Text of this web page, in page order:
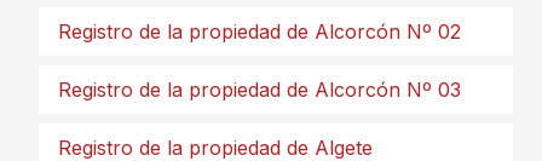
Registro de la propiedad de Alcorcón Nº 02
Registro de la propiedad de Alcorcón Nº 03
Registro de la propiedad de Algete